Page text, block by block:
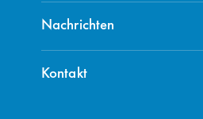
Nachrichten
Kontakt